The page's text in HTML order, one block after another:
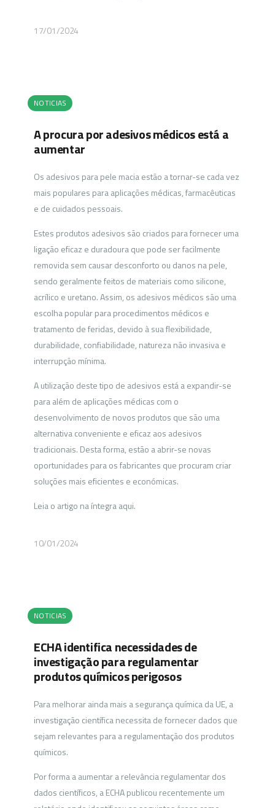
17/01/2024
NOTICIAS
A procura por adesivos médicos está a
aumentar
Os adesivos para pele macia estão a tornar-se cada vez
mais populares para aplicações médicas, farmacêuticas
e de cuidados pessoais.
Estes produtos adesivos são criados para fornecer uma
ligação eficaz e duradoura que pode ser facilmente
removida sem causar desconforto ou danos na pele,
sendo geralmente feitos de materiais como silicone,
acrílico e uretano. Assim, os adesivos médicos são uma
escolha popular para procedimentos médicos e
tratamento de feridas, devido à sua flexibilidade,
durabilidade, confiabilidade, natureza não invasiva e
interrupção mínima.
A utilização deste tipo de adesivos está a expandir-se
para além de aplicações médicas com o
desenvolvimento de novos produtos que são uma
alternativa conveniente e eficaz aos adesivos
tradicionais. Desta forma, estão a abrir-se novas
oportunidades para os fabricantes que procuram criar
soluções mais eficientes e económicas.
Leia o artigo na íntegra aqui.
10/01/2024
NOTICIAS
ECHA identifica necessidades de
investigação para regulamentar
produtos químicos perigosos
Para melhorar ainda mais a segurança química da UE, a
investigação científica necessita de fornecer dados que
sejam relevantes para a regulamentação dos produtos
químicos.
Por forma a aumentar a relevância regulamentar dos
dados científicos, a ECHA publicou recentemente um